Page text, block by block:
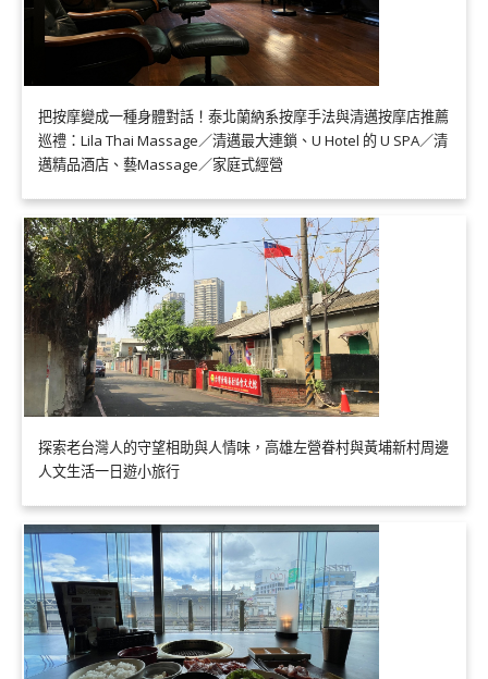
把按摩變成一種身體對話！泰北蘭納系按摩手法與清邁按摩店推薦
巡禮：Lila Thai Massage／清邁最大連鎖、U Hotel 的 U SPA／清
邁精品酒店、藝Massage／家庭式經營
探索老台灣人的守望相助與人情味，高雄左營眷村與黃埔新村周邊
人文生活一日遊小旅行